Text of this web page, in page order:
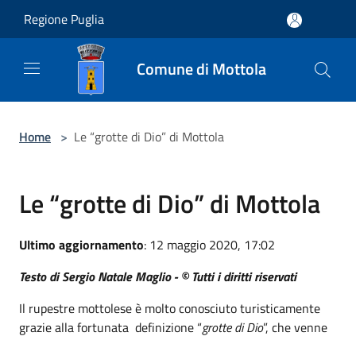
Regione Puglia
Comune di Mottola
Home > Le “grotte di Dio” di Mottola
Le “grotte di Dio” di Mottola
Ultimo aggiornamento: 12 maggio 2020, 17:02
Testo di Sergio Natale Maglio - © Tutti i diritti riservati
Il rupestre mottolese è molto conosciuto turisticamente
grazie alla fortunata definizione “grotte di Dio”, che venne